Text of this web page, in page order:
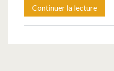
Continuer la lecture
à